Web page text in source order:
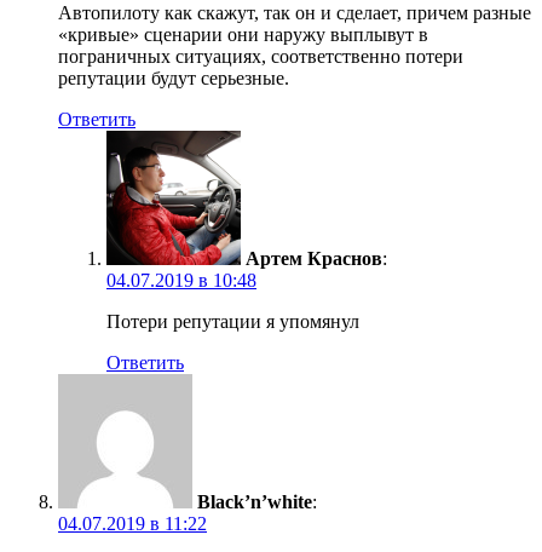
Автопилоту как скажут, так он и сделает, причем разные
«кривые» сценарии они наружу выплывут в
пограничных ситуациях, соответственно потери
репутации будут серьезные.
Ответить
Артем Краснов:
04.07.2019 в 10:48
Потери репутации я упомянул
Ответить
Black’n’white:
04.07.2019 в 11:22